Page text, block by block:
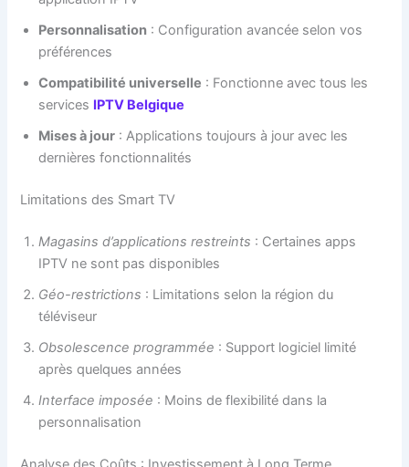
Personnalisation : Configuration avancée selon vos
préférences
Compatibilité universelle : Fonctionne avec tous les
services IPTV Belgique
Mises à jour : Applications toujours à jour avec les
dernières fonctionnalités
Limitations des Smart TV
Magasins d’applications restreints : Certaines apps
IPTV ne sont pas disponibles
Géo-restrictions : Limitations selon la région du
téléviseur
Obsolescence programmée : Support logiciel limité
après quelques années
Interface imposée : Moins de flexibilité dans la
personnalisation